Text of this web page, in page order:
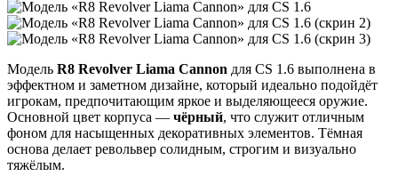
Модель R8 Revolver Liama Cannon для CS 1.6 выполнена в
эффектном и заметном дизайне, который идеально подойдёт
игрокам, предпочитающим яркое и выделяющееся оружие.
Основной цвет корпуса — чёрный, что служит отличным
фоном для насыщенных декоративных элементов. Тёмная
основа делает револьвер солидным, строгим и визуально
тяжёлым.